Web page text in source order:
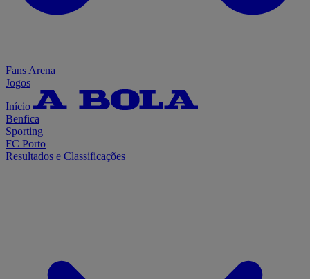
Fans Arena
Jogos
Início
Benfica
Sporting
FC Porto
Resultados e Classificações